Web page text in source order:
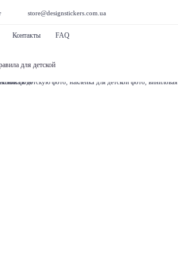
store@designstickers.com.ua
Контакты FAQ
для детской